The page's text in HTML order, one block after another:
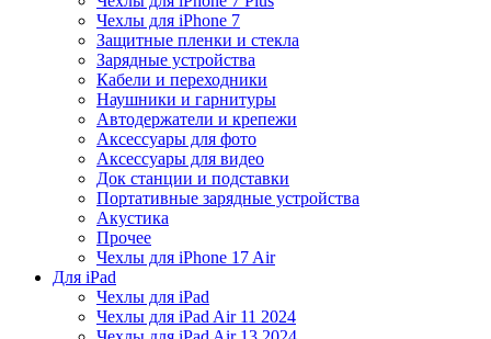
Чехлы для iPhone 7
Защитные пленки и стекла
Зарядные устройства
Кабели и переходники
Наушники и гарнитуры
Автодержатели и крепежи
Аксессуары для фото
Аксессуары для видео
Док станции и подставки
Портативные зарядные устройства
Акустика
Прочее
Чехлы для iPhone 17 Air
Для iPad
Чехлы для iPad
Чехлы для iPad Air 11 2024